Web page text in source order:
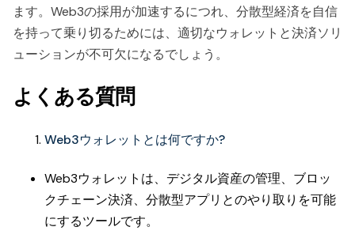
ます。Web3の採用が加速するにつれ、分散型経済を自信
を持って乗り切るためには、適切なウォレットと決済ソリ
ューションが不可欠になるでしょう。
よくある質問
Web3ウォレットとは何ですか?
Web3ウォレットは、デジタル資産の管理、ブロッ
クチェーン決済、分散型アプリとのやり取りを可能
にするツールです。